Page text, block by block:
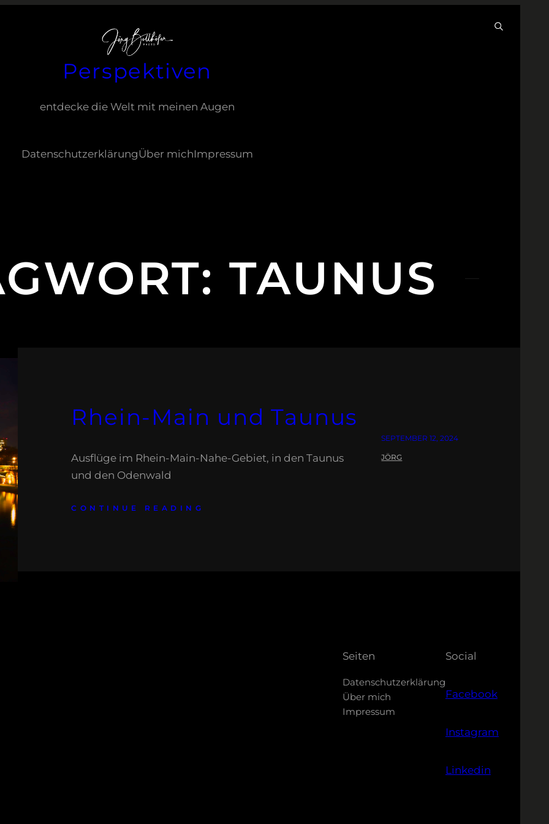
Perspektiven
entdecke die Welt mit meinen Augen
DatenschutzerklärungÜber michImpressum
TAUNUS
Rhein-Main und Taunus
Ausflüge im Rhein-Main-Nahe-Gebiet, in den Taunus
und den Odenwald
CONTINUE READING
SEPTEMBER 12, 2024
JÖRG
Seiten
Datenschutzerklärung
Über mich
Impressum
Social
Facebook
Instagram
Linkedin